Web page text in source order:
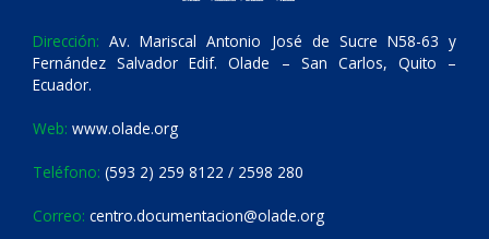
Dirección: Av. Mariscal Antonio José de Sucre N58-63 y
Fernández Salvador Edif. Olade – San Carlos, Quito –
Ecuador.
Web: www.olade.org
Teléfono: (593 2) 259 8122 / 2598 280
Correo: centro.documentacion@olade.org